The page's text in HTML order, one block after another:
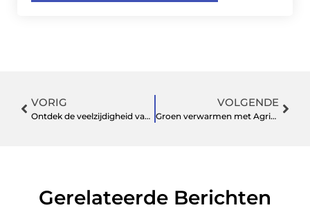
VORIG
Ontdek de veelzijdigheid van sandwichpanelen
VOLGENDE
Groen verwarmen met Agricola en Verba pellets
Gerelateerde Berichten